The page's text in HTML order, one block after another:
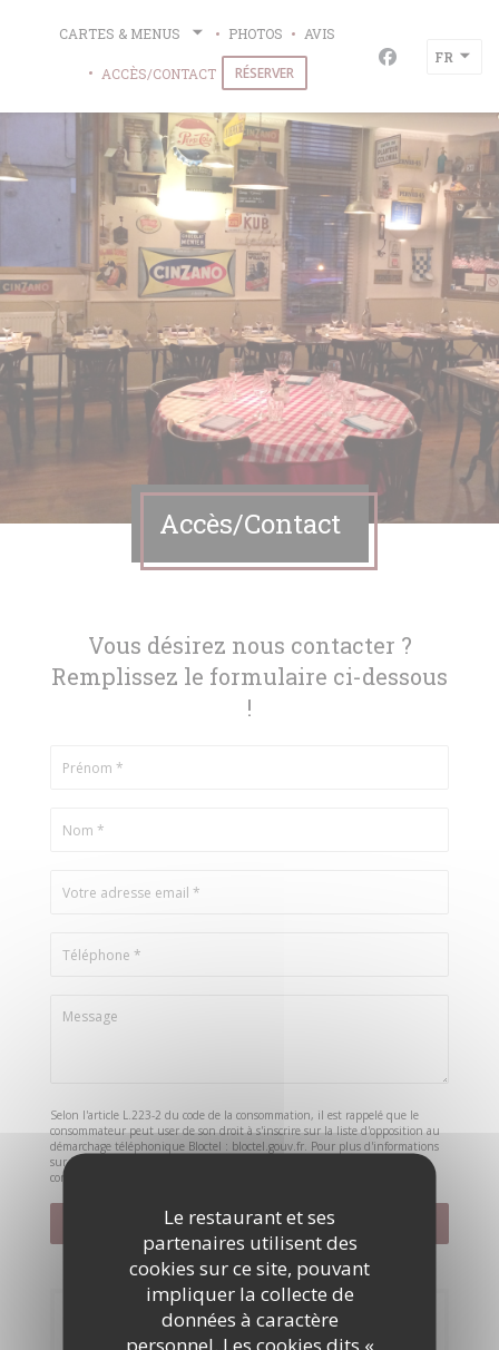
Le restaurant et ses
partenaires utilisent des
cookies sur ce site, pouvant
impliquer la collecte de
données à caractère
personnel. Les cookies dits «
CARTES & MENUS PHOTOS AVIS
ACCÈS/CONTACT RÉSERVER Facebook
FR
Accès/Contact
Vous désirez nous contacter ?
Remplissez le formulaire ci-dessous
!
Selon l'article L.223-2 du code de la consommation, il est rappelé que le
consommateur peut user de son droit à s'inscrire sur la liste d'opposition au
démarchage téléphonique Bloctel : bloctel.gouv.fr. Pour plus d'informations
sur le traitement de vos données, consultez notre
confidentialité
Réservation